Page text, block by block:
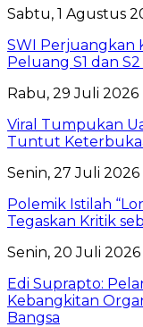
Sabtu, 1 Agustus
SWI Perjuangkan
Peluang S1 dan
Rabu, 29 Juli 2026
Viral Tumpukan
Tuntut
Senin, 27 Juli
Polemik Istilah
Tegaskan Kritik
Senin, 20 Juli
Edi Suprapto:
Kebangkitan
Bangsa